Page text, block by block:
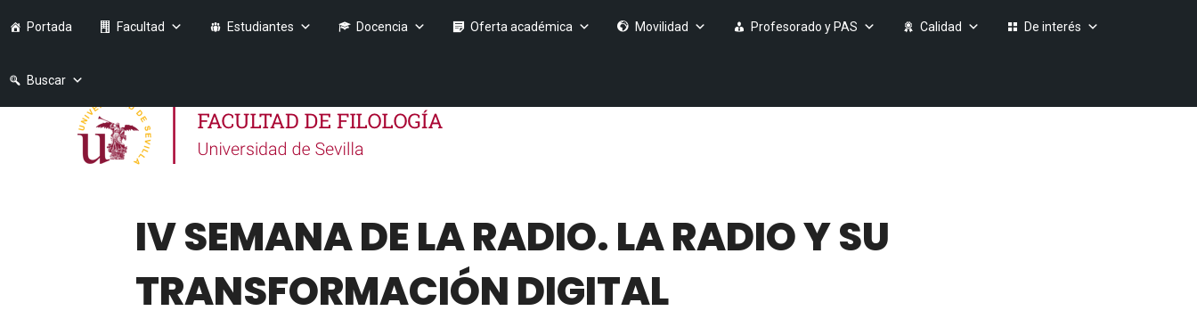
Portada Facultad Estudiantes Docencia Oferta académica Movilidad Profesorado y PAS Calidad De interés
Buscar
IV SEMANA DE LA RADIO. LA RADIO Y SU
TRANSFORMACIÓN DIGITAL